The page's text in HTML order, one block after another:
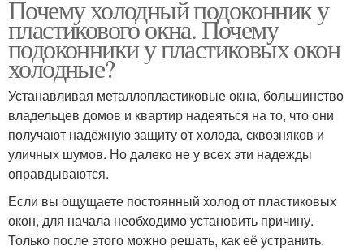
Почему холодный подоконник у
пластикового окна. Почему
подоконники у пластиковых окон
холодные?
Устанавливая металлопластиковые окна, большинство
владельцев домов и квартир надеяться на то, что они
получают надёжную защиту от холода, сквозняков и
уличных шумов. Но далеко не у всех эти надежды
оправдываются.
Если вы ощущаете постоянный холод от пластиковых
окон, для начала необходимо установить причину.
Только после этого можно решать, как её устранить.